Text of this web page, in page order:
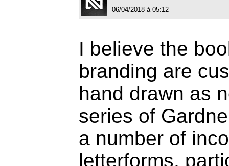
06/04/2018 à 05:12
I believe the
branding are
hand drawn as
series of
a number of
letterforms,